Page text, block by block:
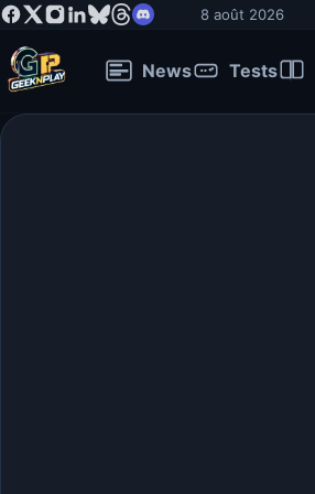
8 août 2026
News Tests